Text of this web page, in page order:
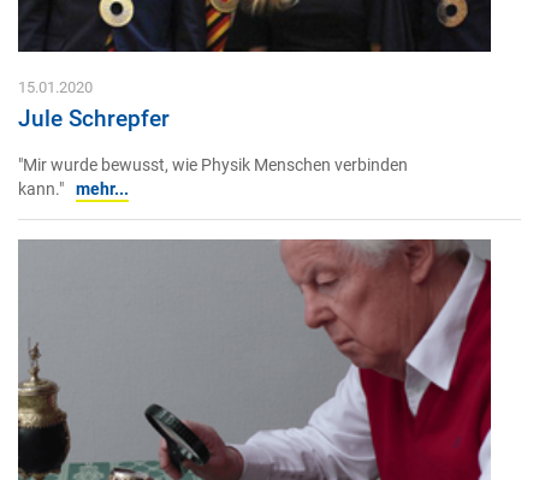
15.01.2020
Jule Schrepfer
"Mir wurde bewusst, wie Physik Menschen verbinden
kann." mehr...